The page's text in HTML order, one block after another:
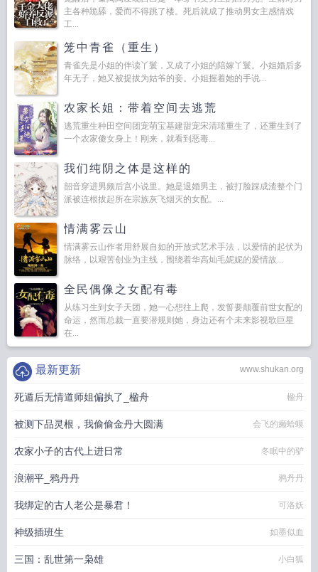
主各种跪舔，爱而不得跳了楼。死后就成了推动男女主感情戏
工...
笼中青雀（重生）
青雀先是小姐的伴读丫鬟，又成了小姐的陪嫁丫鬟。小姐婚后多
年无子，她又被提拔为姑爷的妾。小姐握着她的手说...
农家长姐：带着空间去逃荒
逃荒重生种田空间团宠萌宝基建甜宠宋清瑶重生了，还重生到了
一个农家傻女身上！刚来，就看到恶毒...
我们纯阴之体是这样的
韶音穿进男频后宫小说里。她是退婚男主，被打脸踩成渣整个门
派被连根拔起所在宗族灰飞烟灭的女配。...
情满雾云山
情满雾云山作者用舒展自如的开放式艺术手法，以爱情的起伏为
脉络，以艰苦创业为主线，围绕着华高灿毛妮妮的爱情故...
全民偶像之女配有毒
从练习生到女子天团，她一心想往上爬，发誓要颠覆前世女配的
命运，然而总裁一直要潜规则她，身边还有个未来影视歌巨星
在...
www.shukan.org
最新更新
死遁后无情道师姐偏执了_楹舟 楹舟
被测下品灵根，我偷偷金丹大圆满 会飞的癞蛤蟆
农家小子的古代上进日常 冬眠中的驴
浪潮平_鸦丹丹 鸦丹丹
我绑定的古人老公是暴君！ 可洛妖
神级插班生 如墨似血
三国：乱世第一枭雄 小白狐